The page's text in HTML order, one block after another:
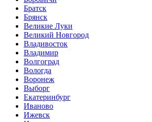
Братск
Брянск
Великие Луки
Великий Новгород
Владивосток
Владимир
Волгоград
Вологда
Воронеж
Выборг
Екатеринбург
Иваново
Ижевск